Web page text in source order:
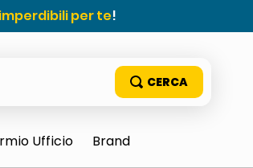
per te!
Ufficio Brand